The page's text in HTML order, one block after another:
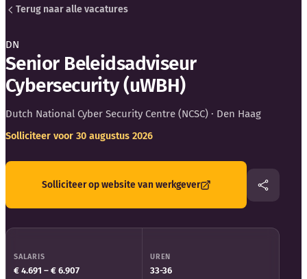
Kennisbank
Blog
Bedrijfsupdates
Externe bronnen
Terug naar alle vacatures
DN
Senior Beleidsadviseur
Cybersecurity (uWBH)
Dutch National Cyber Security Centre (NCSC) · Den Haag
Solliciteer voor 30 augustus 2026
Solliciteer op website van werkgever
SALARIS
€ 4.691 – € 6.907
UREN
33-36